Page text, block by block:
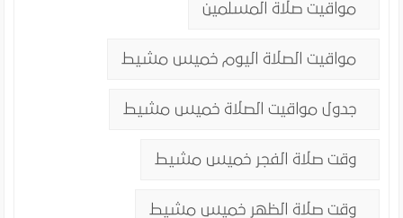
مواقيت صلاة المسلمين
مواقيت الصلاة اليوم خميس مشيط
جدول مواقيت الصلاة خميس مشيط
وقت صلاة الفجر خميس مشيط
وقت صلاة الظهر خميس مشيط